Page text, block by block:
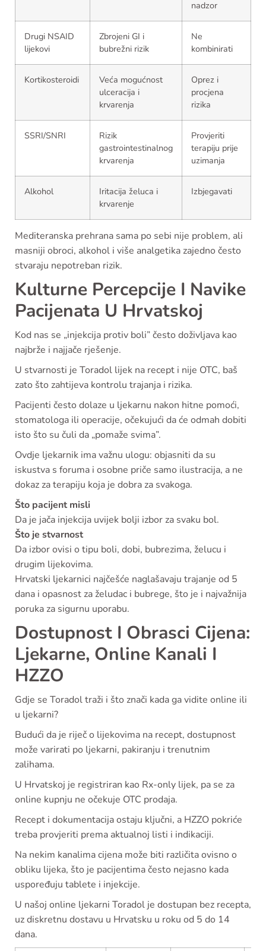
nadzor
Drugi NSAID
lijekovi
Zbrojeni GI i
bubrežni rizik
Ne
kombinirati
Kortikosteroidi
Veća mogućnost
ulceracija i
krvarenja
Oprez i
procjena
rizika
SSRI/SNRI
Rizik
gastrointestinalnog
krvarenja
Provjeriti
terapiju prije
uzimanja
Alkohol
Iritacija želuca i
krvarenje
Izbjegavati
Mediteranska prehrana sama po sebi nije problem, ali
masniji obroci, alkohol i više analgetika zajedno često
stvaraju nepotreban rizik.
Kulturne Percepcije I Navike
Pacijenata U Hrvatskoj
Kod nas se „injekcija protiv boli” često doživljava kao
najbrže i najjače rješenje.
U stvarnosti je Toradol lijek na recept i nije OTC, baš
zato što zahtijeva kontrolu trajanja i rizika.
Pacijenti često dolaze u ljekarnu nakon hitne pomoći,
stomatologa ili operacije, očekujući da će odmah dobiti
isto što su čuli da „pomaže svima”.
Ovdje ljekarnik ima važnu ulogu: objasniti da su
iskustva s foruma i osobne priče samo ilustracija, a ne
dokaz za terapiju koja je dobra za svakoga.
Što pacijent misli
Da je jača injekcija uvijek bolji izbor za svaku bol.
Što je stvarnost
Da izbor ovisi o tipu boli, dobi, bubrezima, želucu i
drugim lijekovima.
Hrvatski ljekarnici najčešće naglašavaju trajanje od 5
dana i opasnost za želudac i bubrege, što je i najvažnija
poruka za sigurnu uporabu.
Dostupnost I Obrasci Cijena:
Ljekarne, Online Kanali I
HZZO
Gdje se Toradol traži i što znači kada ga vidite online ili
u ljekarni?
Budući da je riječ o lijekovima na recept, dostupnost
može varirati po ljekarni, pakiranju i trenutnim
zalihama.
U Hrvatskoj je registriran kao Rx-only lijek, pa se za
online kupnju ne očekuje OTC prodaja.
Recept i dokumentacija ostaju ključni, a HZZO pokriće
treba provjeriti prema aktualnoj listi i indikaciji.
Na nekim kanalima cijena može biti različita ovisno o
obliku lijeka, što je pacijentima često nejasno kada
uspoređuju tablete i injekcije.
U našoj online ljekarni Toradol je dostupan bez recepta,
uz diskretnu dostavu u Hrvatsku u roku od 5 do 14
dana.